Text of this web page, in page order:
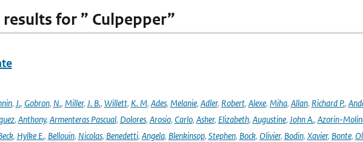
for ” Culpepper”
, J., Gobron, N., Miller, J. B., Willett, K. M, Ades, Melanie, Adler, Robert, Alexe, Miha, Allan, Richard P.,
, Anthony, Armenteras Pascual, Dolores, Arosio, Carlo, Asher, Elizabeth, Augustine, John A., Azorin-
, Hylke E., Bellouin, Nicolas, Benedetti, Angela, Blenkinsop, Stephen, Bock, Olivier, Bodin, Xavier, Bonte,